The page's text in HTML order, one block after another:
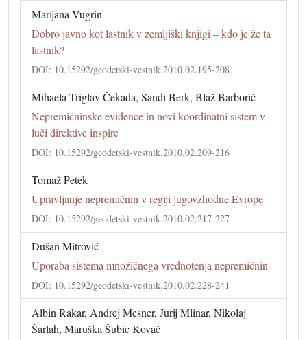
Marijana Vugrin
Dobro javno kot lastnik v zemljiški knjigi – kdo je že ta
lastnik?
DOI: 10.15292/geodetski-vestnik.2010.02.195-208
Mihaela Triglav Čekada, Sandi Berk, Blaž Barborič
Nepremičninske evidence in novi koordinatni sistem v
luči direktive inspire
DOI: 10.15292/geodetski-vestnik.2010.02.209-216
Tomaž Petek
Upravljanje nepremičnin v regiji jugovzhodne Evrope
DOI: 10.15292/geodetski-vestnik.2010.02.217-227
Dušan Mitrović
Uporaba sistema množičnega vrednotenja nepremičnin
DOI: 10.15292/geodetski-vestnik.2010.02.228-241
Albin Rakar, Andrej Mesner, Jurij Mlinar, Nikolaj
Šarlah, Maruška Šubic Kovač